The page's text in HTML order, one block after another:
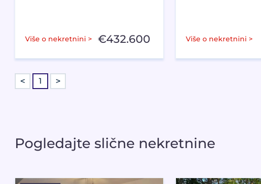
Više o nekretnini > €432.600 Više o nekretnini >
< 1 >
Pogledajte slične nekretnine